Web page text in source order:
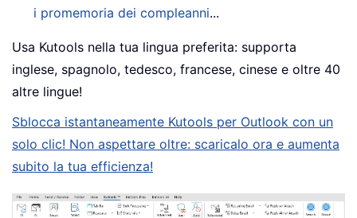
i promemoria dei compleanni...
Usa Kutools nella tua lingua preferita: supporta
inglese, spagnolo, tedesco, francese, cinese e oltre 40
altre lingue!
Sblocca istantaneamente Kutools per Outlook con un
solo clic! Non aspettare oltre: scaricalo ora e aumenta
subito la tua efficienza!